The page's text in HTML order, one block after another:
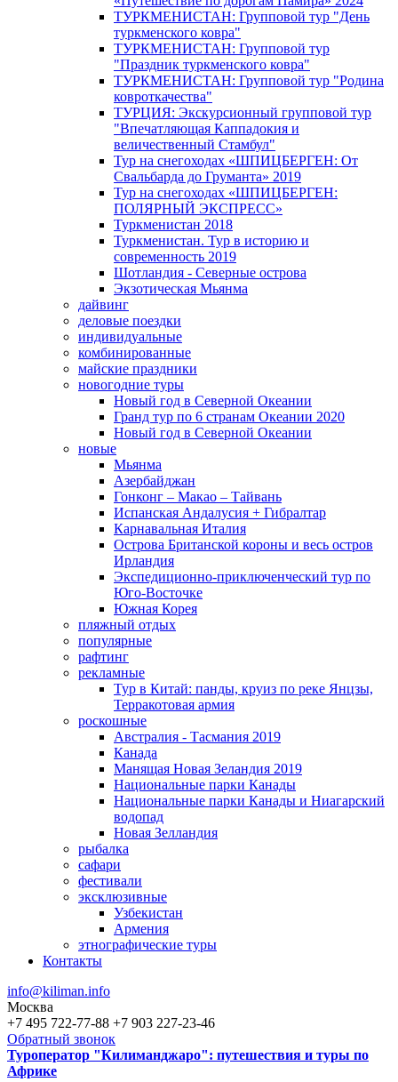
ТУРКМЕНИСТАН: Групповой тур "День
туркменского ковра"
ТУРКМЕНИСТАН: Групповой тур
"Праздник туркменского ковра"
ТУРКМЕНИСТАН: Групповой тур "Родина
ковроткачества"
ТУРЦИЯ: Экскурсионный групповой тур
"Впечатляющая Каппадокия и
величественный Стамбул"
Тур на снегоходах «ШПИЦБЕРГЕН: От
Свальбарда до Груманта» 2019
Тур на снегоходах «ШПИЦБЕРГЕН:
ПОЛЯРНЫЙ ЭКСПРЕСС»
Туркменистан 2018
Туркменистан. Тур в историю и
современность 2019
Шотландия - Северные острова
Экзотическая Мьянма
дайвинг
деловые поездки
индивидуальные
комбинированные
майские праздники
новогодние туры
Новый год в Северной Океании
Гранд тур по 6 странам Океании 2020
Новый год в Северной Океании
новые
Мьянма
Азербайджан
Гонконг – Макао – Тайвань
Испанская Андалусия + Гибралтар
Карнавальная Италия
Острова Британской короны и весь остров
Ирландия
Экспедиционно-приключенческий тур по
Юго-Восточке
Южная Корея
пляжный отдых
популярные
рафтинг
рекламные
Тур в Китай: панды, круиз по реке Янцзы,
Терракотовая армия
роскошные
Австралия - Тасмания 2019
Канада
Манящая Новая Зеландия 2019
Национальные парки Канады
Национальные парки Канады и Ниагарский
водопад
Новая Зелландия
рыбалка
сафари
фестивали
эксклюзивные
Узбекистан
Армения
этнографические туры
Контакты
info@kiliman.info
Москва
+7 495 722-77-88 +7 903 227-23-46
Обратный звонок
Туроператор "Килиманджаро": путешествия и туры по
Африке